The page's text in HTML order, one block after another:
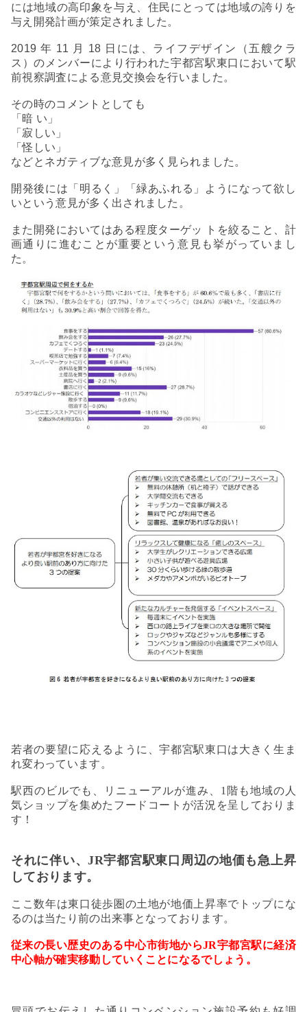
には地域の高印象を与え、住民にとっては地域の誇りを
与え開発計画が策定されました。
2019 年 11 月 18 日には、ライフデザイン（五艘クラ
ス）のメンバーにより行われた宇都宮駅東口において駅
前視察調査による意見交換会を行いました。
その時のコメントとしても
「暗 い」
「寂しい」
「怪しい」
などとネガティブな意見が多く見られました。
開発後には「明るく」「緑あふれる」ようになって欲し
いという意見が多く出されました。
また開発においてはある程度ターゲッ
トを絞ること、計
画通りに進むことが重要という意見も挙がっていまし
た。
若者の要望に応えるように、宇都宮駅東口は大きく生ま
れ変わっています。
駅西のビルでも、リニューアルが進み、1階も地域の人
気ショップを集めたフードコートが活況を呈しておりま
す！
それに伴い、JR宇都宮駅東口周辺の地価も急上昇
しております。
ここ数年は東口徒歩圏の土地が地価上昇率でトップにな
るのは当たり前の出来事となっております。
従来の長い歴史のある中心市街地からJR宇都宮駅に経済
中心軸が確実移動していくことになるでしょう。